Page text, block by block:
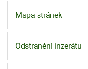
Mapa stránek
Odstranění inzerátu